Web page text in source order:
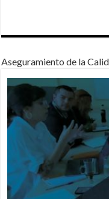
Aseguramiento de la